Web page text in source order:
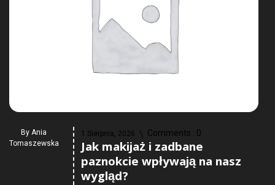
By Ania
Tomaszewska
1 Sierpnia, 2026 Comments : 0
Jak makijaż i zadbane
paznokcie wpływają na nasz
wygląd?